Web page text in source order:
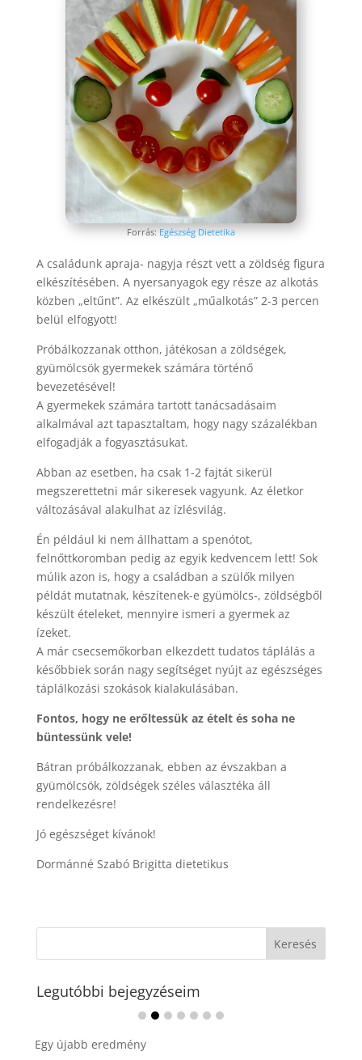
Forrás:Egészség Dietetika
A családunk apraja- nagyja részt vett a zöldség figura
elkészítésében. A nyersanyagok egy része az alkotás
közben „eltűnt”. Az elkészült „műalkotás” 2-3 percen
belül elfogyott!
Próbálkozzanak otthon, játékosan a zöldségek,
gyümölcsök gyermekek számára történő
bevezetésével!
A gyermekek számára tartott tanácsadásaim
alkalmával azt tapasztaltam, hogy nagy százalékban
elfogadják a fogyasztásukat.
Abban az esetben, ha csak 1-2 fajtát sikerül
megszerettetni már sikeresek vagyunk. Az életkor
változásával alakulhat az ízlésvilág.
Én például ki nem állhattam a spenótot,
felnőttkoromban pedig az egyik kedvencem lett! Sok
múlik azon is, hogy a családban a szülők milyen
példát mutatnak, készítenek-e gyümölcs-, zöldségből
készült ételeket, mennyire ismeri a gyermek az
ízeket.
A már csecsemőkorban elkezdett tudatos táplálás a
későbbiek során nagy segítséget nyújt az egészséges
táplálkozási szokások kialakulásában.
Fontos, hogy ne erőltessük az ételt és soha ne
büntessünk vele!
Bátran próbálkozzanak, ebben az évszakban a
gyümölcsök, zöldségek széles választéka áll
rendelkezésre!
Jó egészséget kívánok!
Dormánné Szabó Brigitta dietetikus
Legutóbbi bejegyzéseim
Ádvent 1. vasárnapja🌟